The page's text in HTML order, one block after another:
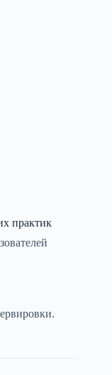
практик